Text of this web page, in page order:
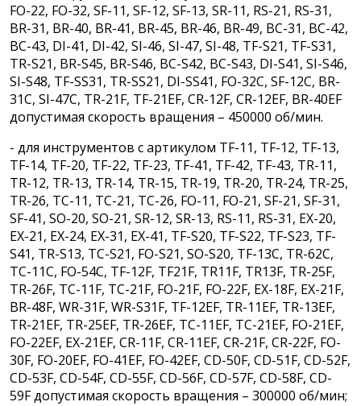
FO-22, FO-32, SF-11, SF-12, SF-13, SR-11, RS-21, RS-31,
BR-31, BR-40, BR-41, BR-45, BR-46, BR-49, BC-31, BC-42,
BC-43, DI-41, DI-42, SI-46, SI-47, SI-48, TF-S21, TF-S31,
TR-S21, BR-S45, BR-S46, BC-S42, BC-S43, DI-S41, SI-S46,
SI-S48, TF-SS31, TR-SS21, DI-SS41, FO-32C, SF-12C, BR-
31C, SI-47C, TR-21F, TF-21EF, CR-12F, CR-12EF, BR-40EF
допустимая скорость вращения – 450000 об/мин.
- для инструментов с артикулом TF-11, TF-12, TF-13,
TF-14, TF-20, TF-22, TF-23, TF-41, TF-42, TF-43, TR-11,
TR-12, TR-13, TR-14, TR-15, TR-19, TR-20, TR-24, TR-25,
TR-26, TC-11, TC-21, TC-26, FO-11, FO-21, SF-21, SF-31,
SF-41, SO-20, SO-21, SR-12, SR-13, RS-11, RS-31, EX-20,
EX-21, EX-24, EX-31, EX-41, TF-S20, TF-S22, TF-S23, TF-
S41, TR-S13, TC-S21, FO-S21, SO-S20, TF-13C, TR-62C,
TC-11C, FO-54C, TF-12F, TF21F, TR11F, TR13F, TR-25F,
TR-26F, TC-11F, TC-21F, FO-21F, FO-22F, EX-18F, EX-21F,
BR-48F, WR-31F, WR-S31F, TF-12EF, TR-11EF, TR-13EF,
TR-21EF, TR-25EF, TR-26EF, TC-11EF, TC-21EF, FO-21EF,
FO-22EF, EX-21EF, CR-11F, CR-11EF, CR-21F, CR-22F, FO-
30F, FO-20EF, FO-41EF, FO-42EF, CD-50F, CD-51F, CD-52F,
CD-53F, CD-54F, CD-55F, CD-56F, CD-57F, CD-58F, CD-
59F допустимая скорость вращения – 300000 об/мин;